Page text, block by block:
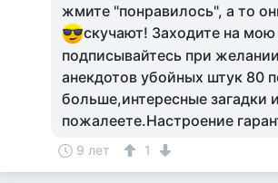
жмите "понравилось", а то
скучают! Заходите на мою
подписывайтесь при
анекдотов убойных штук 80
больше,интересные загадки
пожалеете.Настроение
9 лет 1